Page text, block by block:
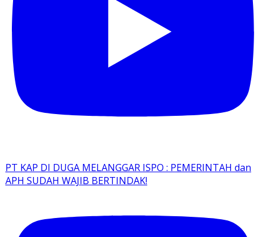
PT KAP DI DUGA MELANGGAR ISPO : PEMERINTAH dan
APH SUDAH WAJIB BERTINDAK!